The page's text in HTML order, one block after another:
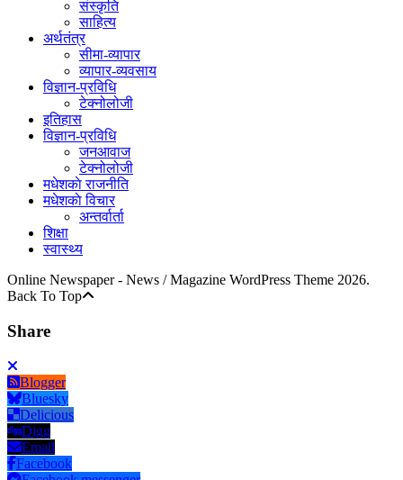
संस्कृति
साहित्य
अर्थतंत्र
सीमा-व्यापार
व्यापार-व्यवसाय
विज्ञान-प्रविधि
टेक्नोलोजी
इतिहास
विज्ञान-प्रविधि
जनआवाज
टेक्नोलोजी
मधेशकाे राजनीति
मधेशकाे विचार
अन्तर्वार्ता
शिक्षा
स्वास्थ्य
Online Newspaper - News / Magazine WordPress Theme 2026.
Back To Top
Share
Blogger
Bluesky
Delicious
Digg
Email
Facebook